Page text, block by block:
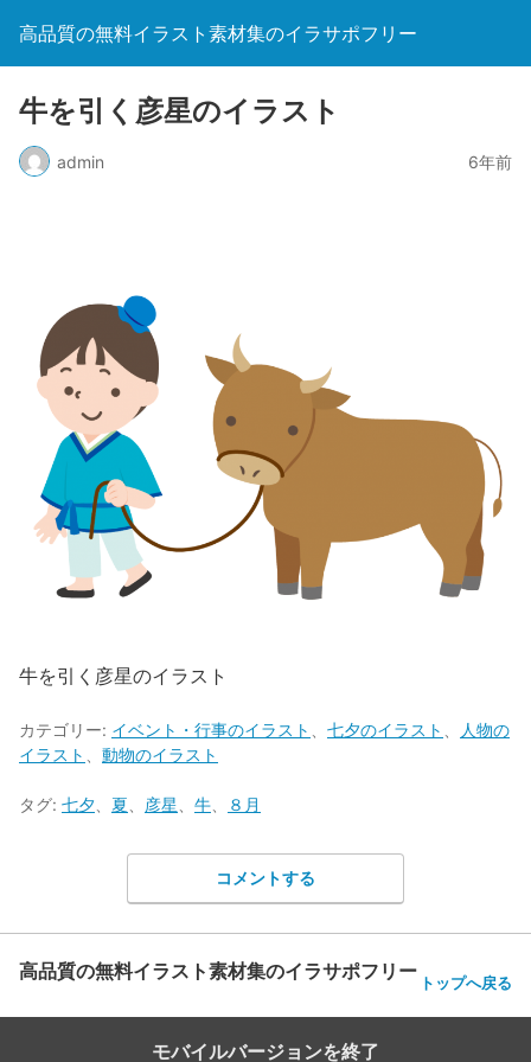
高品質の無料イラスト素材集のイラサポフリー
牛を引く彦星のイラスト
admin 6年前
牛を引く彦星のイラスト
カテゴリー: イベント・行事のイラスト 七夕のイラスト
人物の
イラスト
動物のイラスト
タグ: 七夕 夏 彦星 牛 ８月
コメントする
高品質の無料イラスト素材集のイラサポフリー トップへ戻る
モバイルバージョンを終了